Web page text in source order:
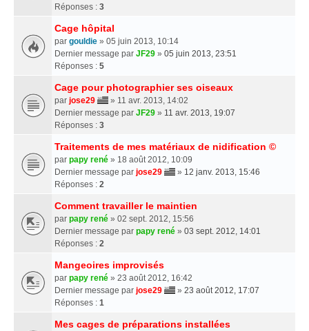
Réponses : 3
Cage hôpital
par gouldie » 05 juin 2013, 10:14
Dernier message par JF29 » 05 juin 2013, 23:51
Réponses : 5
Cage pour photographier ses oiseaux
par jose29
» 11 avr. 2013, 14:02
Dernier message par JF29 » 11 avr. 2013, 19:07
Réponses : 3
Traitements de mes matériaux de nidification ©
par papy rené » 18 août 2012, 10:09
Dernier message par jose29 » 12 janv. 2013, 15:46
Réponses : 2
Comment travailler le maintien
par papy rené » 02 sept. 2012, 15:56
Dernier message par papy rené » 03 sept. 2012, 14:01
Réponses : 2
Mangeoires improvisés
par papy rené » 23 août 2012, 16:42
Dernier message par jose29 » 23 août 2012, 17:07
Réponses : 1
Mes cages de préparations installées